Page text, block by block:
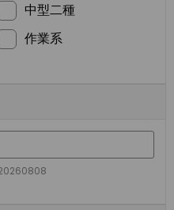
中型二種
作業系